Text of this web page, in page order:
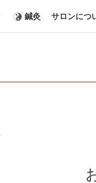
鍼灸 サロンにつ